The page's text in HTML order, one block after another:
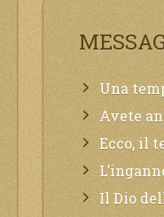
Una tempesta magnetica è in
Avete ancora pochi istanti per
Ecco, il tempo è giunto
L’inganno è alle porte, il
Il Dio dell’Eterno Amore grida